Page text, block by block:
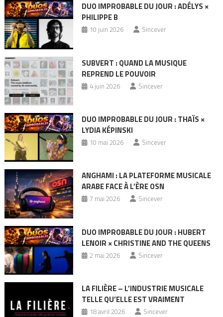
DUO IMPROBABLE DU JOUR : ADÉLYS ×
PHILIPPE B
10 juin 2026 Sincever
SUBVERT : QUAND LA MUSIQUE
REPREND LE POUVOIR
4 juin 2026 Sincever
DUO IMPROBABLE DU JOUR : THAÏS ×
LYDIA KÉPINSKI
10 mai 2026 Sincever
ANGHAMI : LA PLATEFORME MUSICALE
ARABE FACE À L’ÈRE OSN
7 mai 2026 Sincever
DUO IMPROBABLE DU JOUR : HUBERT
LENOIR × CHRISTINE AND THE QUEENS
2 mai 2026 Sincever
LA FILIÈRE – L’INDUSTRIE MUSICALE
TELLE QU’ELLE EST VRAIMENT
18 avril 2026 Sincever